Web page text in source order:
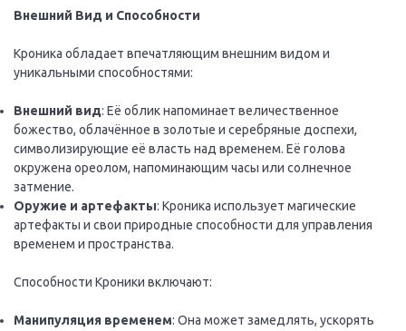
Внешний Вид и Способности
Кроника обладает впечатляющим внешним видом и
уникальными способностями:
Внешний вид: Её облик напоминает величественное
божество, облачённое в золотые и серебряные доспехи,
символизирующие её власть над временем. Её голова
окружена ореолом, напоминающим часы или солнечное
затмение.
Оружие и артефакты: Кроника использует магические
артефакты и свои природные способности для управления
временем и пространства.
Способности Кроники включают:
Манипуляция временем: Она может замедлять, ускорять